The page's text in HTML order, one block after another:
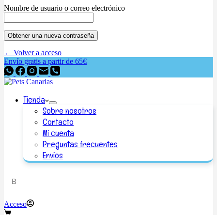
Nombre de usuario o correo electrónico
Obtener una nueva contraseña
← Volver a acceso
Envío gratis a partir de 65€
Tienda
Sobre nosotros
Contacto
Mi cuenta
Preguntas frecuentes
Envios
Acceso